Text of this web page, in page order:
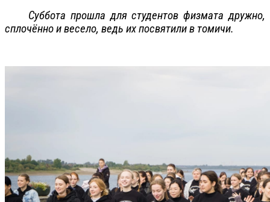
Суббота прошла для студентов физмата дружно,
сплочённо и весело, ведь их посвятили в томичи.